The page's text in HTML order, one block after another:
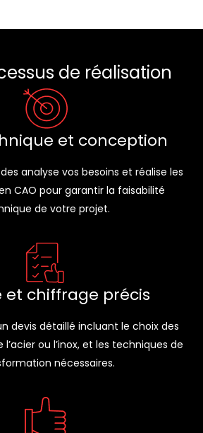
de réalisation
et conception
analyse vos besoins et réalise les
CAO pour garantir la faisabilité
de votre projet.
et chiffrage précis
devis détaillé incluant le choix des
ou l’inox, et les techniques de
nécessaires.